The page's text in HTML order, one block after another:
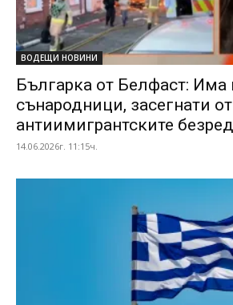
ВОДЕЩИ НОВИНИ
Българка от Белфаст: Има
сънародници, засегнати от
антиимигрантските
14.06.2026г. 11:15ч.